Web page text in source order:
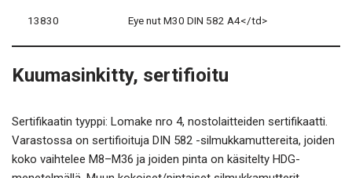
13830 Eye nut M30 DIN 582 A4</td>
Kuumasinkitty, sertifioitu
Sertifikaatin tyyppi: Lomake nro 4, nostolaitteiden sertifikaatti.
Varastossa on sertifioituja DIN 582 -silmukkamuttereita, joiden
koko vaihtelee M8–M36 ja joiden pinta on käsitelty HDG-